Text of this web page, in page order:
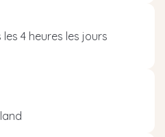
4 heures les jours